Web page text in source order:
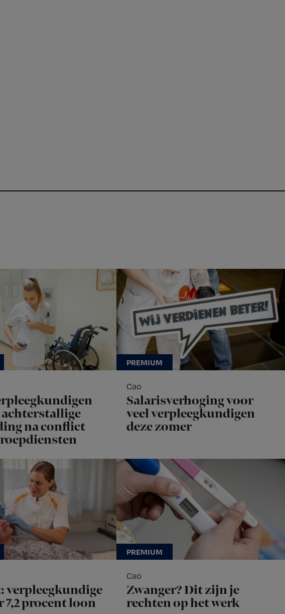
na conflict
Cao
Salarisverhoging voor
veel verpleegkundigen
deze zomer
verpleegkundige
7,2 procent loon
Cao
Zwanger? Dit zijn je
rechten op het werk